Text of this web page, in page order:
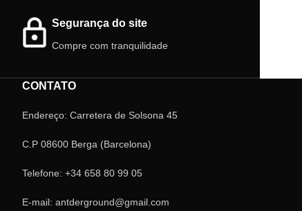
Segurança do site
Compre com tranquilidade
CONTATO
Endereço: Carretera de Solsona 45
C.P 08600 Berga (Barcelona)
Telefone: +34 658 80 99 05
E-mail: antderground@gmail.com